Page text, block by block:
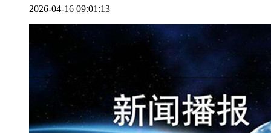
2026-04-16 09:01:13